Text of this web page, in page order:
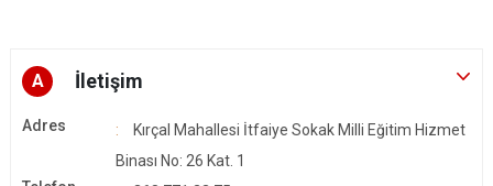
A İletişim
Adres
Kırçal Mahallesi İtfaiye Sokak Milli Eğitim Hizmet
Binası No: 26 Kat. 1